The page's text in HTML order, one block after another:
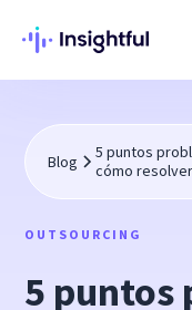
Blog
5 puntos
cómo
OUTSOURCING
5 puntos